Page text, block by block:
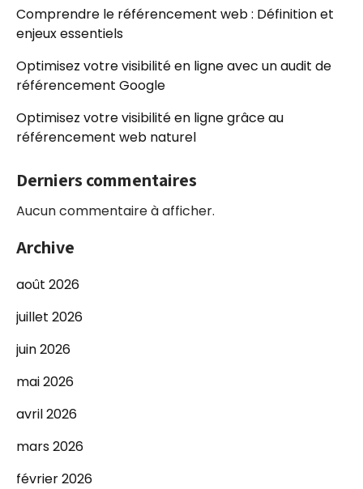
Comprendre le référencement web : Définition et
enjeux essentiels
Optimisez votre visibilité en ligne avec un audit de
référencement Google
Optimisez votre visibilité en ligne grâce au
référencement web naturel
Derniers commentaires
Aucun commentaire à afficher.
Archive
août 2026
juillet 2026
juin 2026
mai 2026
avril 2026
mars 2026
février 2026